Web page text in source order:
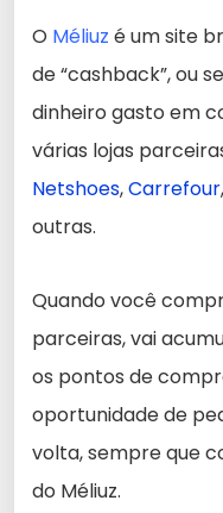
O Méliuz é um site
de “cashback”, ou
dinheiro gasto em
várias lojas
Netshoes,Carrefour,
outras.
Quando você
parceiras, vai
os pontos de
oportunidade de
volta, sempre que
do Méliuz.